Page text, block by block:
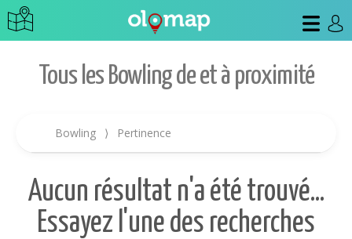
Tous les Bowling de et à proximité
Bowling ⟩ Pertinence
Aucun résultat n'a été trouvé...
Essayez l'une des recherches